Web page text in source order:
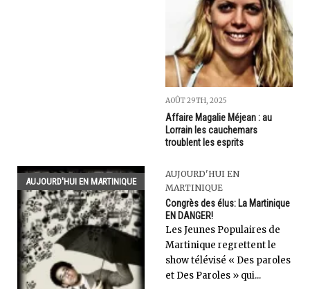
AOÛT 29TH, 2025
Affaire Magalie Méjean : au
Lorrain les cauchemars
troublent les esprits
AUJOURD'HUI EN MARTINIQUE
AUJOURD'HUI EN
MARTINIQUE
Congrès des élus: La Martinique
EN DANGER!
Les Jeunes Populaires de
Martinique regrettent le
show télévisé « Des paroles
et Des Paroles » qui...